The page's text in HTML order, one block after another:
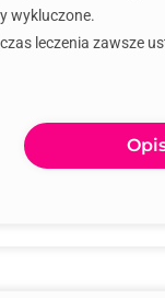
wykluczone.
leczenia zawsze